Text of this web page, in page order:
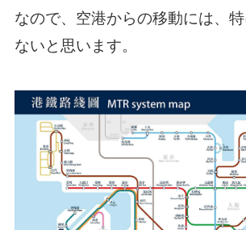
なので、空港からの移動には、
ないと思います。